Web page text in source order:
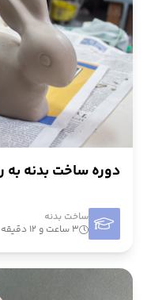
دوره ساخت بدنه
ساخت بدنه
۳ ساعت و ۱۲ دقیقه